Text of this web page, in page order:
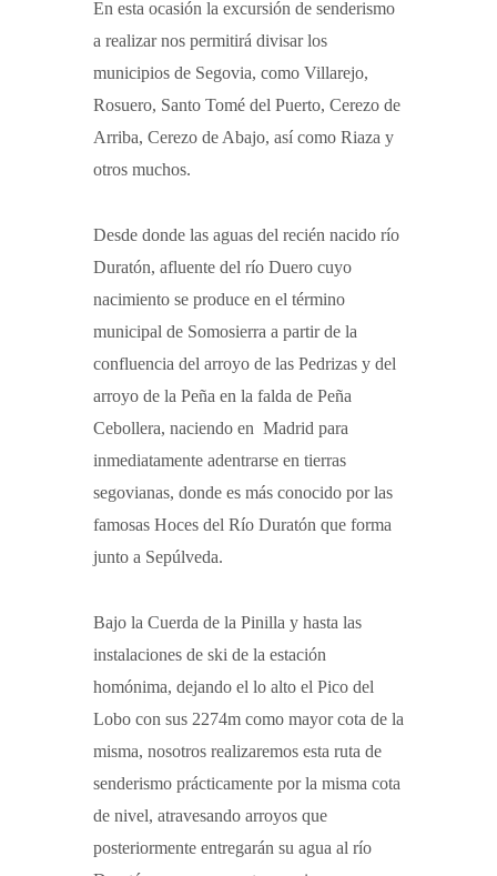
En esta ocasión la excursión de senderismo
a realizar nos permitirá divisar los
municipios de Segovia, como Villarejo,
Rosuero, Santo Tomé del Puerto, Cerezo de
Arriba, Cerezo de Abajo, así como Riaza y
otros muchos.
Desde donde las aguas del recién nacido río
Duratón, afluente del río Duero cuyo
nacimiento se produce en el término
municipal de Somosierra a partir de la
confluencia del arroyo de las Pedrizas y del
arroyo de la Peña en la falda de Peña
Cebollera, naciendo en Madrid para
inmediatamente adentrarse en tierras
segovianas, donde es más conocido por las
famosas Hoces del Río Duratón que forma
junto a Sepúlveda.
Bajo la Cuerda de la Pinilla y hasta las
instalaciones de ski de la estación
homónima, dejando el lo alto el Pico del
Lobo con sus 2274m como mayor cota de la
misma, nosotros realizaremos esta ruta de
senderismo prácticamente por la misma cota
de nivel, atravesando arroyos que
posteriormente entregarán su agua al río